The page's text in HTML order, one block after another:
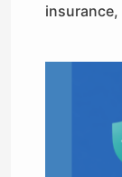
insurance,